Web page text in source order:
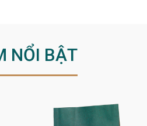
NỔI BẬT